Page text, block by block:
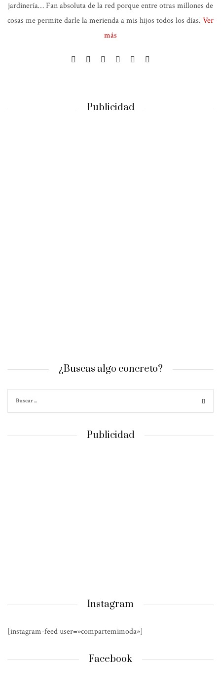
jardinería… Fan absoluta de la red porque entre otras millones de
cosas me permite darle la merienda a mis hijos todos los días. Ver
más
Publicidad
¿Buscas algo concreto?
Publicidad
Instagram
[instagram-feed user=»compartemimoda»]
Facebook